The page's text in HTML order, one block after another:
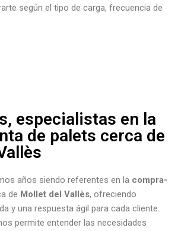
según el tipo de carga, frecuencia de
especialistas en la
de palets cerca de
años siendo referentes en la compra-
de Mollet del Vallès, ofreciendo
y una respuesta ágil para cada cliente.
permite entender las necesidades